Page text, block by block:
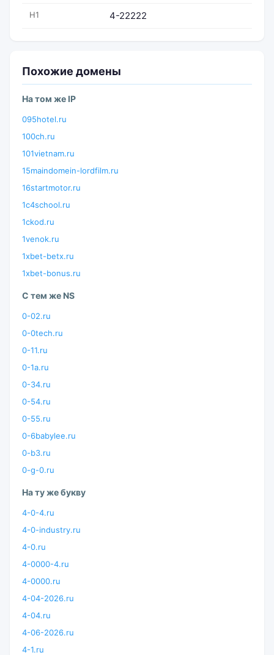
H1 4-22222
Похожие домены
На том же IP
095hotel.ru
100ch.ru
101vietnam.ru
15maindomein-lordfilm.ru
16startmotor.ru
1c4school.ru
1ckod.ru
1venok.ru
1xbet-betx.ru
1xbet-bonus.ru
С тем же NS
0-02.ru
0-0tech.ru
0-11.ru
0-1a.ru
0-34.ru
0-54.ru
0-55.ru
0-6babylee.ru
0-b3.ru
0-g-0.ru
На ту же букву
4-0-4.ru
4-0-industry.ru
4-0.ru
4-0000-4.ru
4-0000.ru
4-04-2026.ru
4-04.ru
4-06-2026.ru
4-1.ru